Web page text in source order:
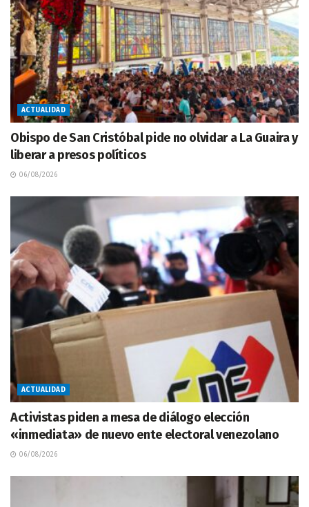
ACTUALIDAD
Obispo de San Cristóbal pide no olvidar a La Guaira y
liberar a presos políticos
06/08/2026
ACTUALIDAD
Activistas piden a mesa de diálogo elección
«inmediata» de nuevo ente electoral venezolano
06/08/2026